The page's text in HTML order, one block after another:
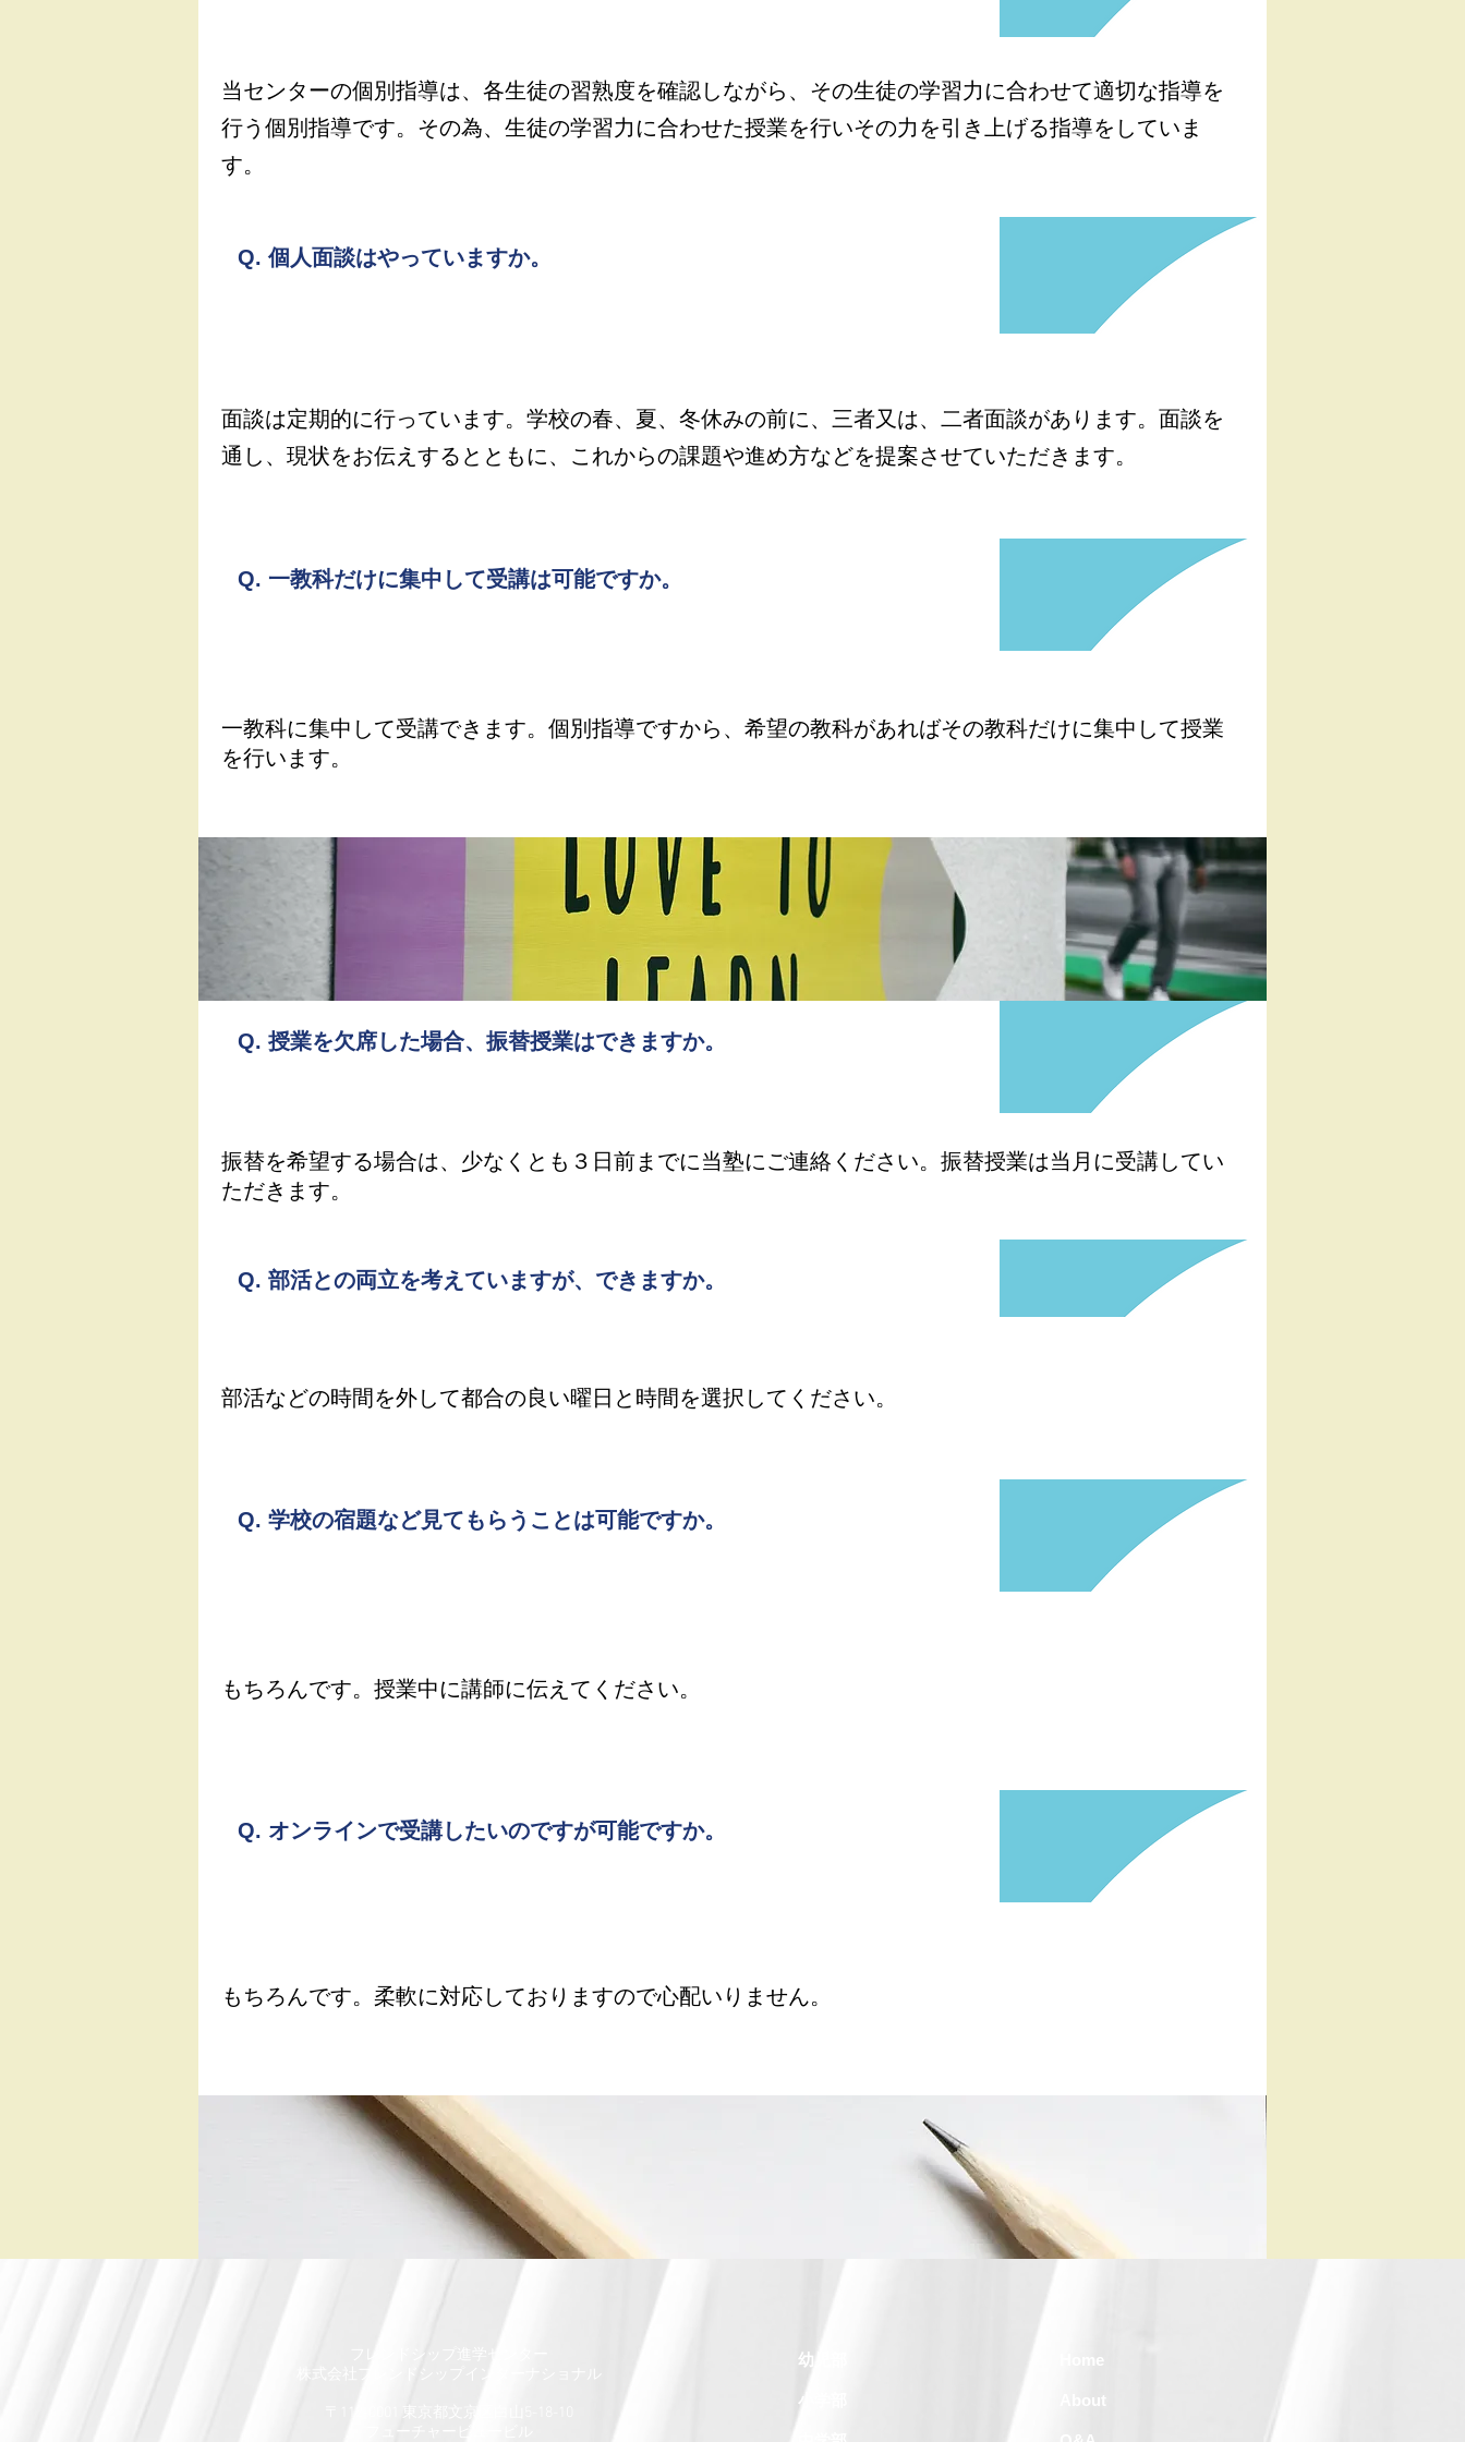
当センターの個別指導は、各生徒の習熟度を確認しながら、その生徒の学習力に合わせて適切な指導を
行う個別指導です。その為、生徒の学習力に合わせた授業を行いその力を引き上げる指導をしていま
す。
Q. 個人面談はやっていますか。
面談は定期的に行っています。学校の春、夏、冬休みの前に、三者又は、二者面談があります。面談を
通し、現状をお伝えするとともに、これからの課題や進め方などを提案させていただきます。
Q. 一教科だけに集中して受講は可能ですか。
一教科に集中して受講できます。個別指導ですから、希望の教科があればその教科だけに集中して授業
を行います。
Q. 授業を欠席した場合、振替授業はできますか。
振替を希望する場合は、少なくとも３日前までに当塾にご連絡ください。振替授業は当月に受講してい
ただきます。
Q. 部活との両立を考えていますが、できますか。
部活などの時間を外して都合の良い曜日と時間を選択してください。
Q. 学校の宿題など見てもらうことは可能ですか。
もちろんです。授業中に講師に伝えてください。
Q. オンラインで受講したいのですが可能ですか。
もちろんです。柔軟に対応しておりますので心配いりません。
フレンドシップ進学センター
〒112-0001 東京都文京区白山5-18-10
​フューチャービュービル
幼児部
小学部
Home
About